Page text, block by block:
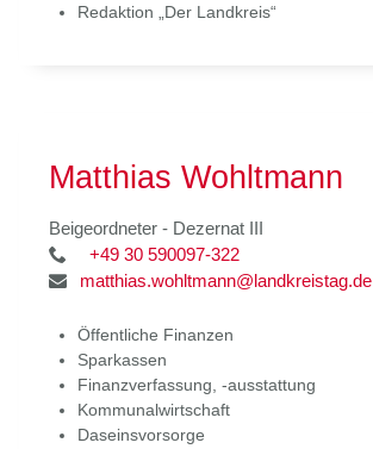
Redaktion „Der Landkreis“
Matthias Wohltmann
Beigeordneter - Dezernat III
+49 30 590097-322
matthias.wohltmann@landkreistag.de
Öffentliche Finanzen
Sparkassen
Finanzverfassung, -ausstattung
Kommunalwirtschaft
Daseinsvorsorge